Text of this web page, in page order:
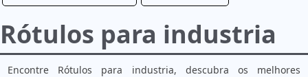
Rótulos para industria
Encontre Rótulos para industria, descubra os melhores